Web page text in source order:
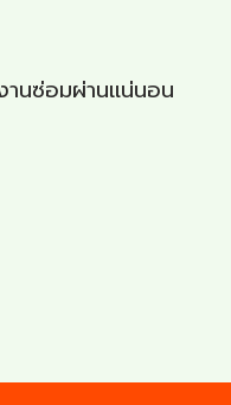
นซ่อมผ่านแน่นอน